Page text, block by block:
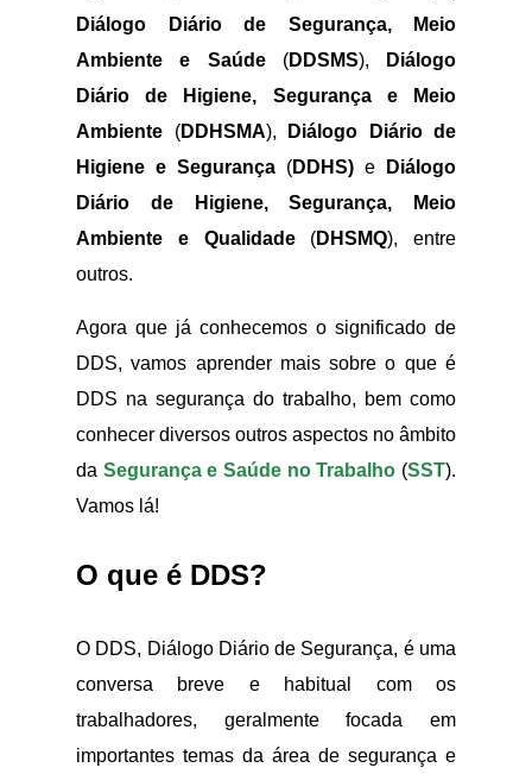
Diálogo Diário de Segurança, Meio
Ambiente e Saúde(DDSMS),
Diálogo
Diário de Higiene, Segurança e Meio
Ambiente (DDHSMA),
Diálogo Diário de
Higiene e Segurança (DDHS) e
Diálogo
Diário de Higiene, Segurança, Meio
Ambiente e Qualidade(DHSMQ), entre
outros.
Agora que já conhecemos o significado de
DDS, vamos aprender mais sobre o que é
DDS na segurança do trabalho, bem como
conhecer diversos outros aspectos no âmbito
da Segurança e Saúde no Trabalho (SST).
Vamos lá!
O que é DDS?
O DDS, Diálogo Diário de Segurança, é uma
conversa breve e habitual com os
trabalhadores, geralmente focada em
importantes temas da área de segurança e